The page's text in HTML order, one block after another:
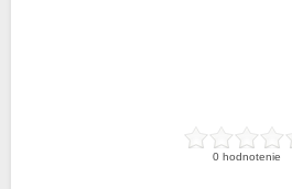
0 hodnotenie